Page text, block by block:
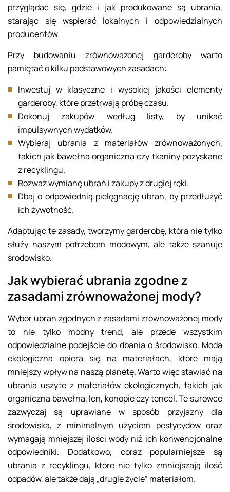
przyglądać się, gdzie i jak produkowane są ubrania,
starając się wspierać lokalnych i odpowiedzialnych
producentów.
Przy budowaniu zrównoważonej garderoby warto
pamiętać o kilku podstawowych zasadach:
Inwestuj w klasyczne i wysokiej jakości elementy
garderoby, które przetrwają próbę czasu.
Dokonuj zakupów według listy, by unikać
impulsywnych wydatków.
Wybieraj ubrania z materiałów zrównoważonych,
takich jak bawełna organiczna czy tkaniny pozyskane
z recyklingu.
Rozważ wymianę ubrań i zakupy z drugiej ręki.
Dbaj o odpowiednią pielęgnację ubrań, by przedłużyć
ich żywotność.
Adaptując te zasady, tworzymy garderobę, która nie tylko
służy naszym potrzebom modowym, ale także szanuje
środowisko.
Jak wybierać ubrania zgodne z
zasadami zrównoważonej mody?
Wybór ubrań zgodnych z zasadami zrównoważonej mody
to nie tylko modny trend, ale przede wszystkim
odpowiedzialne podejście do dbania o środowisko. Moda
ekologiczna opiera się na materiałach, które mają
mniejszy wpływ na naszą planetę. Warto więc stawiać na
ubrania uszyte z materiałów ekologicznych, takich jak
organiczna bawełna, len, konopie czy tencel. Te surowce
zazwyczaj są uprawiane w sposób przyjazny dla
środowiska, z minimalnym użyciem pestycydów oraz
wymagają mniejszej ilości wody niż ich konwencjonalne
odpowiedniki. Dodatkowo, coraz popularniejsze są
ubrania z recyklingu, które nie tylko zmniejszają ilość
odpadów, ale także dają „drugie życie” materiałom.